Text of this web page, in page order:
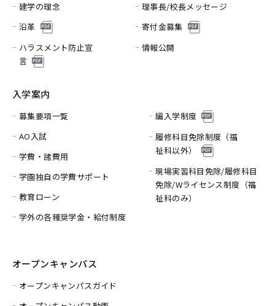
建学の理念
理事長/校長メッセージ
沿革
寄付金募集
ハラスメント防止宣
言
情報公開
入学案内
募集要項一覧
AO入試
学費・諸費用
学園独自の学費サポート
教育ローン
学外の各種奨学金・給付制度
編入学制度
履修科目免除制度（福
祉科以外）
現場実習科目免除/履修科目
免除/Wライセンス制度（福
祉科のみ）
オープンキャンパス
オープンキャンパスガイド